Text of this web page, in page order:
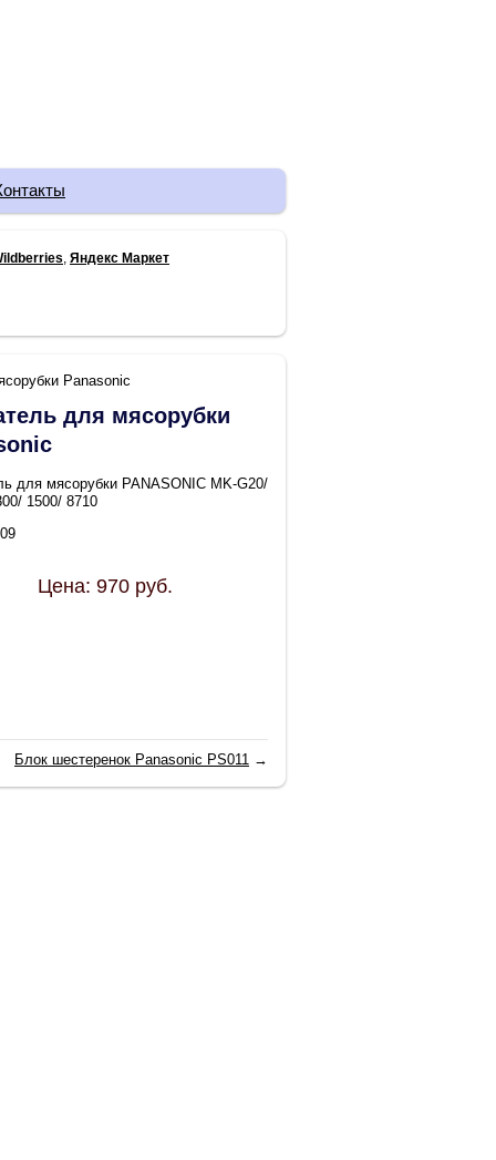
Яндекс Маркет
Panasonic
для мясорубки
для мясорубки PANASONIC MK-G20/
1500/ 8710
Цена: 970 руб.
Блок шестеренок Panasonic PS011 →